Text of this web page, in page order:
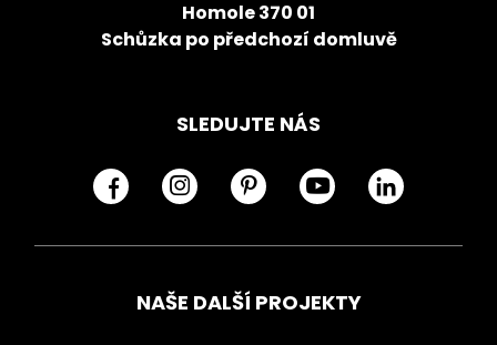
Homole 370 01
Schůzka po předchozí domluvě
SLEDUJTE NÁS
NAŠE DALŠÍ PROJEKTY